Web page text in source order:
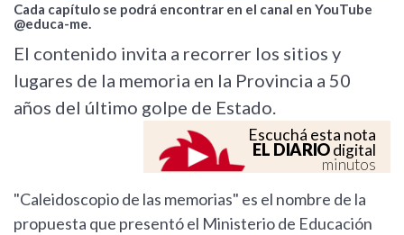
Cada capítulo se podrá encontrar en el canal en YouTube
@educa-me.
El contenido invita a recorrer los sitios y
lugares de la memoria en la Provincia a 50
años del último golpe de Estado.
Escuchá esta nota
EL DIARIOdigital
minutos
"Caleidoscopio de las memorias" es el nombre de la
propuesta que presentó el Ministerio de Educación